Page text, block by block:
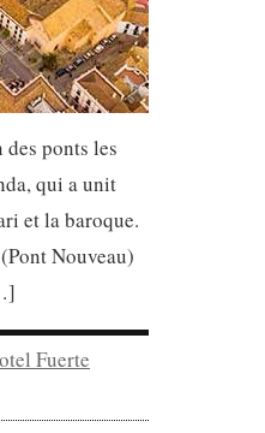
ponts les
qui a unit
et la baroque.
Nouveau)
Fuerte